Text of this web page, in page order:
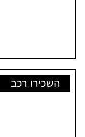
השכירו רכב